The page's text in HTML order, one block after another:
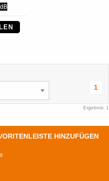
1
Ergebnis: 1
HINZUFÜGEN